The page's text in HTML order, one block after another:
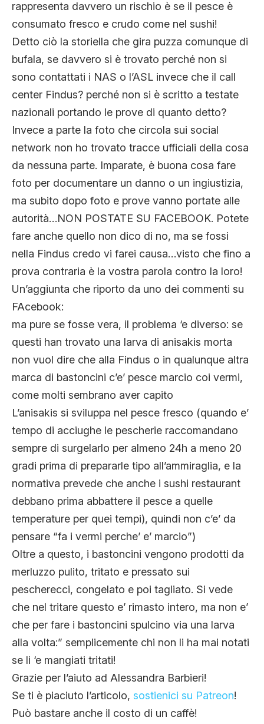
rappresenta davvero un rischio è se il pesce è
consumato fresco e crudo come nel sushi!
Detto ciò la storiella che gira puzza comunque di
bufala, se davvero si è trovato perché non si
sono contattati i NAS o l’ASL invece che il call
center Findus? perché non si è scritto a testate
nazionali portando le prove di quanto detto?
Invece a parte la foto che circola sui social
network non ho trovato tracce ufficiali della cosa
da nessuna parte. Imparate, è buona cosa fare
foto per documentare un danno o un ingiustizia,
ma subito dopo foto e prove vanno portate alle
autorità…NON POSTATE SU FACEBOOK. Potete
fare anche quello non dico di no, ma se fossi
nella Findus credo vi farei causa…visto che fino a
prova contraria è la vostra parola contro la loro!
Un’aggiunta che riporto da uno dei commenti su
FAcebook:
ma pure se fosse vera, il problema ‘e diverso: se
questi han trovato una larva di anisakis morta
non vuol dire che alla Findus o in qualunque altra
marca di bastoncini c’e’ pesce marcio coi vermi,
come molti sembrano aver capito
L’anisakis si sviluppa nel pesce fresco (quando e’
tempo di acciughe le pescherie raccomandano
sempre di surgelarlo per almeno 24h a meno 20
gradi prima di prepararle tipo all’ammiraglia, e la
normativa prevede che anche i sushi restaurant
debbano prima abbattere il pesce a quelle
temperature per quei tempi), quindi non c’e’ da
pensare “fa i vermi perche’ e’ marcio”)
Oltre a questo, i bastoncini vengono prodotti da
merluzzo pulito, tritato e pressato sui
pescherecci, congelato e poi tagliato. Si vede
che nel tritare questo e’ rimasto intero, ma non e’
che per fare i bastoncini spulcino via una larva
alla volta:” semplicemente chi non li ha mai notati
se li ‘e mangiati tritati!
Grazie per l’aiuto ad Alessandra Barbieri!
Se ti è piaciuto l’articolo, sostienici su Patreon!
Può bastare anche il costo di un caffè!